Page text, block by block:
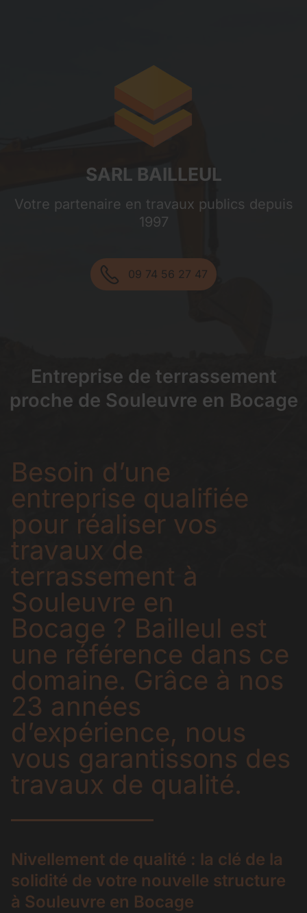
SARL BAILLEUL
Votre partenaire en travaux publics depuis
1997
09 74 56 27 47
Entreprise de terrassement
proche de Souleuvre en Bocage
Besoin d’une
entreprise qualifiée
pour réaliser vos
travaux de
terrassement à
Souleuvre en
Bocage ? Bailleul est
une référence dans ce
domaine. Grâce à nos
23 années
d’expérience, nous
vous garantissons des
travaux de qualité.
Nivellement de qualité : la clé de la
solidité de votre nouvelle structure
à Souleuvre en Bocage